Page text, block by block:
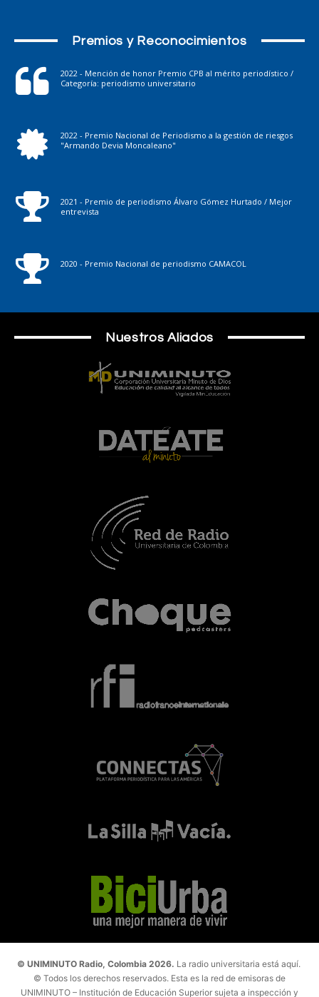
Premios y Reconocimientos
2022 - Mención de honor Premio CPB al mérito periodístico /
Categoría: periodismo universitario
2022 - Premio Nacional de Periodismo a la gestión de riesgos
"Armando Devia Moncaleano"
2021 - Premio de periodismo Álvaro Gómez Hurtado / Mejor
entrevista
2020 - Premio Nacional de periodismo CAMACOL
Nuestros Aliados
© UNIMINUTO Radio, Colombia 2026. La radio universitaria está aquí.
© Todos los derechos reservados. Esta es la red de emisoras de
UNIMINUTO – Institución de Educación Superior sujeta a inspección y